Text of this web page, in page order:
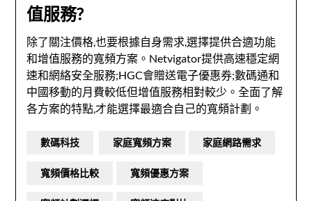
值服務?
除了關注價格,也要根據自身需求,選擇提供合適功能
和增值服務的寬頻方案。Netvigator提供高速穩定網
速和網絡安全服務;HGC會贈送電子優惠券;數碼通和
中國移動的月費較低但增值服務相對較少。全面了解
各方案的特點,才能選擇最適合自己的寬頻計劃。
數碼科技 家庭寬頻方案 家庭網路需求
寬頻價格比較 寬頻優惠方案